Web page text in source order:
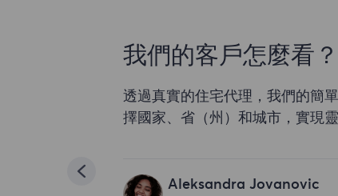
我們的客戶怎麼看？
透過真實的住宅代理，我們的簡
擇國家、省（州）和城市，實現
Aleksandra Jovanovic